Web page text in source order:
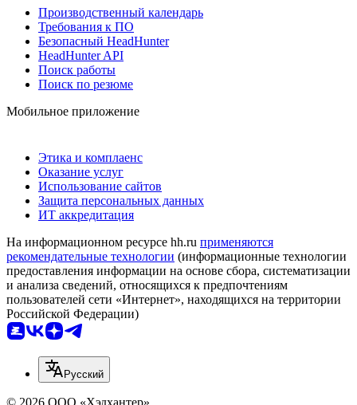
Производственный календарь
Требования к ПО
Безопасный HeadHunter
HeadHunter API
Поиск работы
Поиск по резюме
Мобильное приложение
Этика и комплаенс
Оказание услуг
Использование сайтов
Защита персональных данных
ИТ аккредитация
На информационном ресурсе hh.ru применяются
рекомендательные технологии (информационные технологии
предоставления информации на основе сбора, систематизации
и анализа сведений, относящихся к предпочтениям
пользователей сети «Интернет», находящихся на территории
Российской Федерации)
Русский
© 2026 ООО «Хэдхантер»